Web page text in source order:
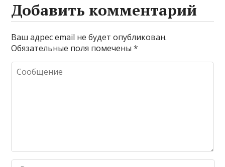
Добавить комментарий
Ваш адрес email не будет опубликован.
Обязательные поля помечены*